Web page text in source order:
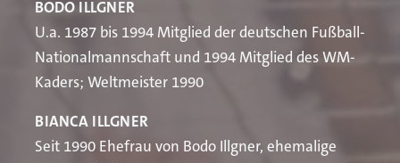
BODO ILLGNER
U.a. 1987 bis 1994 Mitglied der deutschen Fußball-
Nationalmannschaft und 1994 Mitglied des WM-
Kaders; Weltmeister 1990
BIANCA ILLGNER
Seit 1990 Ehefrau von Bodo Illgner, ehemalige